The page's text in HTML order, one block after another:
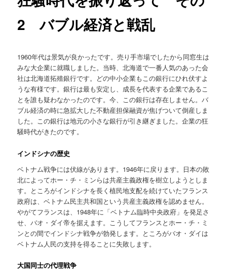
2 バブル経済と戦乱
1960年代は景気が良かったです。売り手市場でしたから同窓生は
みな大企業に就職しました。当時、北海道で一番人気のあった会
社は北海道拓殖銀行です。どの中小企業もこの銀行にひれ伏すよ
うな有様です。銀行は最も安定し、成長を代表する企業であるこ
とを誰も疑わなかったのです。今、この銀行は存在しません。バ
ブル経済の時に急拡大した不動産担保融資が焦げついて倒産しま
した。この銀行は地元の小さな銀行が引き継ぎました。企業の狂
騒時代がきたのです。
インドシナの歴史
ベトナム戦争には伏線があります。1946年に戻ります。日本の敗
北によってホー・チ・ミンらは共産主義政権を樹立しようとしま
す。ところがインドシナを長く植民地支配を続けていたフランス
政府は、ベトナム民主共和国という共産主義政権を認めません。
やがてフランスは、1948年に「ベトナム臨時中央政府」を発足さ
せ、バオ・ダイ帝を据えます。こうしてフランスとホー・チ・ミ
ンとの間でインドシナ戦争が勃発します。ところがバオ・ダイは
ベトナム人民の支持を得ることに失敗します。
大国同士の代理戦争